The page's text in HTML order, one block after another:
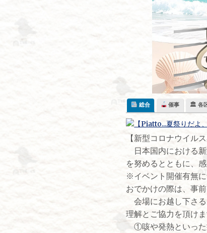
総合 催事 🏛 各
【新型コロナウイル
日本国内における
を努めるとともに、
※イベント開催有無
おでかけの際は、事
会場にお越し下さ
理解とご協力を頂け
①咳や発熱といった